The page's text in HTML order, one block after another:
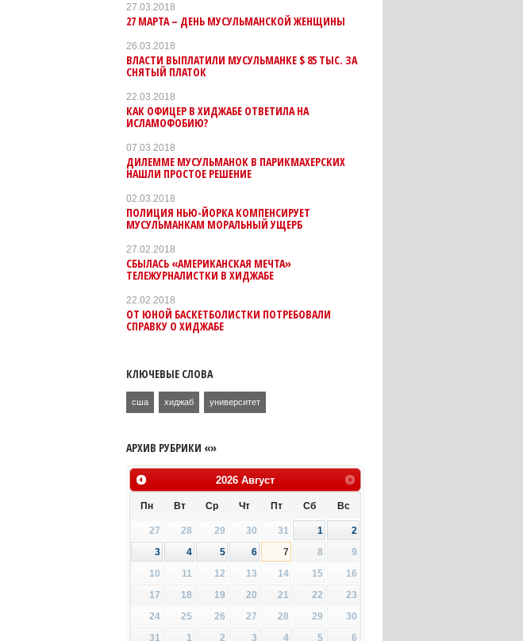
27.03.2018
27 МАРТА – ДЕНЬ МУСУЛЬМАНСКОЙ ЖЕНЩИНЫ
26.03.2018
ВЛАСТИ ВЫПЛАТИЛИ МУСУЛЬМАНКЕ $ 85 ТЫС. ЗА
СНЯТЫЙ ПЛАТОК
22.03.2018
КАК ОФИЦЕР В ХИДЖАБЕ ОТВЕТИЛА НА
ИСЛАМОФОБИЮ?
07.03.2018
ДИЛЕММЕ МУСУЛЬМАНОК В ПАРИКМАХЕРСКИХ
НАШЛИ ПРОСТОЕ РЕШЕНИЕ
02.03.2018
ПОЛИЦИЯ НЬЮ-ЙОРКА КОМПЕНСИРУЕТ
МУСУЛЬМАНКАМ МОРАЛЬНЫЙ УЩЕРБ
27.02.2018
СБЫЛАСЬ «АМЕРИКАНСКАЯ МЕЧТА»
ТЕЛЕЖУРНАЛИСТКИ В ХИДЖАБЕ
22.02.2018
ОТ ЮНОЙ БАСКЕТБОЛИСТКИ ПОТРЕБОВАЛИ
СПРАВКУ О ХИДЖАБЕ
КЛЮЧЕВЫЕ СЛОВА
сша хиджаб университет
АРХИВ РУБРИКИ «»
2026 Август
Пн Вт Ср Чт Пт Сб Вс
27 28 29 30 31 1
2
3
4 5 6 7 8
9
10
11 12 13 14 15
16
17
18 19 20 21 22
23
24
25 26 27 28 29
30
31
1 2 3 4 5 6